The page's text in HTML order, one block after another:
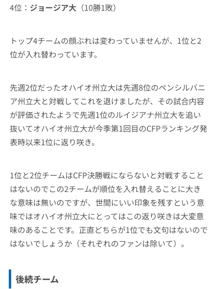
4位： ジョージア大 （10勝1敗）
トップ4チームの顔ぶれは変わっていませんが、1位と2
位が入れ替わっています。
先週2位だったオハイオ州立大は先週8位のペンシルバニ
ア州立大と対戦してこれを退けましたが、その試合内容
が評価されたようで先週1位のルイジアナ州立大を追い
抜いてオハイオ州立大が今季第1回目のCFPランキング発
表時以来1位に返り咲き。
1位と2位チームはCFP決勝戦にならないと対戦すること
はないのでこの2チームが順位を入れ替えることに大き
な意味は無いのですが、世間にいい印象を残すという意
味ではオハイオ州立大にとってはこの返り咲きは大変意
味のあることです。正直どちらが1位でも文句はないので
はないでしょうか（それぞれのファンは除いて）。
後続チーム